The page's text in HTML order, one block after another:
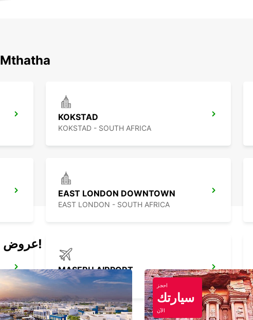
اكتشف محطاتنا الشهيرة حول Mthatha
KOKSTAD
KOKSTAD - SOUTH AFRICA
EAST LONDON DOWNTOWN
EAST LONDON - SOUTH AFRICA
MASERU AIRPORT
MASERU - LESOTHO
عروض اليوم لتأجير السيارات والفانات!
احجز
سيارتك
الآن